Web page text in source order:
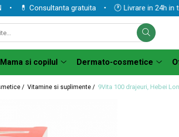
• 💊 Consultanta gratuita • 🕐 Livrare in 24h in
Mama si copilul Dermato-cosmetice
/ Vitamine si suplimente / 9Vita 100 drajeuri, Hebei